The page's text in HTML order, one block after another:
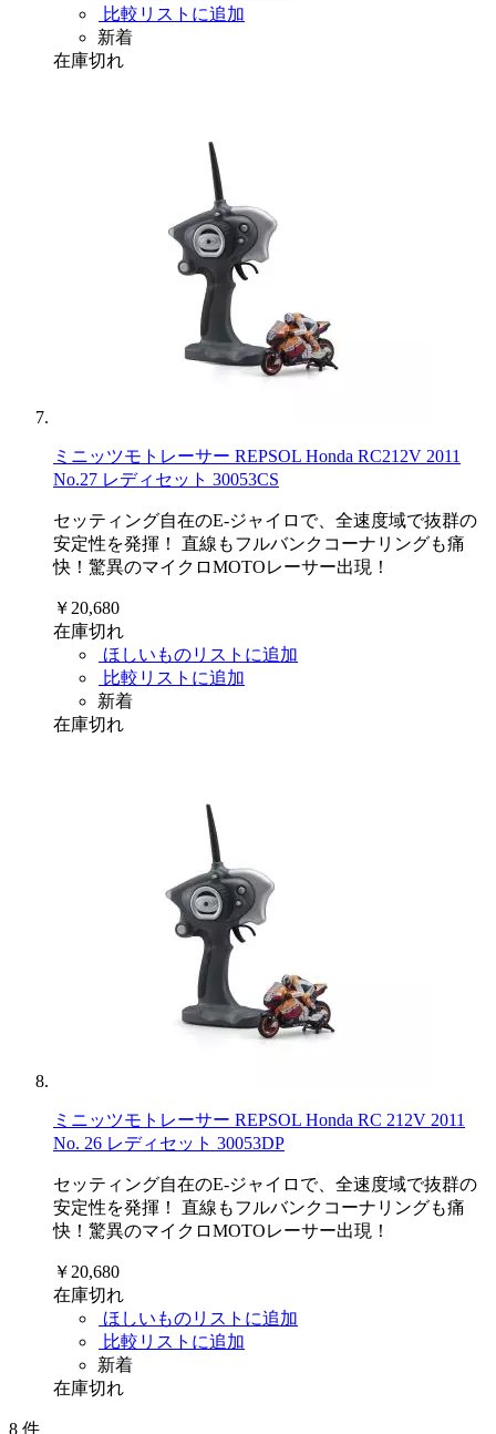
比較リストに追加
新着
在庫切れ
ミニッツモトレーサー REPSOL Honda RC212V 2011
No.27 レディセット 30053CS
セッティング自在のE-ジャイロで、全速度域で抜群の
安定性を発揮！ 直線もフルバンクコーナリングも痛
快！驚異のマイクロMOTOレーサー出現！
￥20,680
在庫切れ
ほしいものリストに追加
比較リストに追加
新着
在庫切れ
ミニッツモトレーサー REPSOL Honda RC 212V 2011
No. 26 レディセット 30053DP
セッティング自在のE-ジャイロで、全速度域で抜群の
安定性を発揮！ 直線もフルバンクコーナリングも痛
快！驚異のマイクロMOTOレーサー出現！
￥20,680
在庫切れ
ほしいものリストに追加
比較リストに追加
新着
在庫切れ
8 件